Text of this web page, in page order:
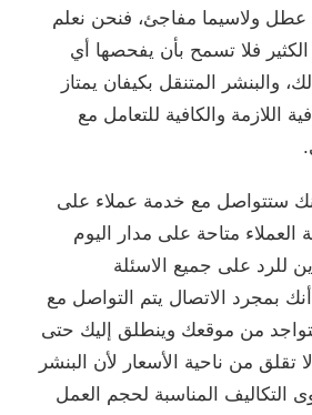
ولاسيما مفاجئ، فنحن نعلم
فلا تسمح بأن يفحصها أي
والبنشر المتنقل بكيفان يمتاز
اللازمة والكافية للتعامل مع
ستتواصل مع خدمة عملاء على
متاحة على مدار اليوم
للرد على جميع الاسئلة
بمجرد الاتصال يتم التواصل مع
من موقعك وينطلق إليك حتى
من ناحية الأسعار لأن البنشر
التكاليف المناسبة لحجم العمل